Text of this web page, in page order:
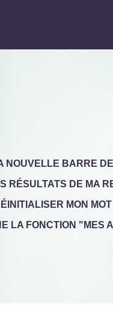
NOUVELLE BARRE
RÉSULTATS DE MA
MON
LA FONCTION "MES